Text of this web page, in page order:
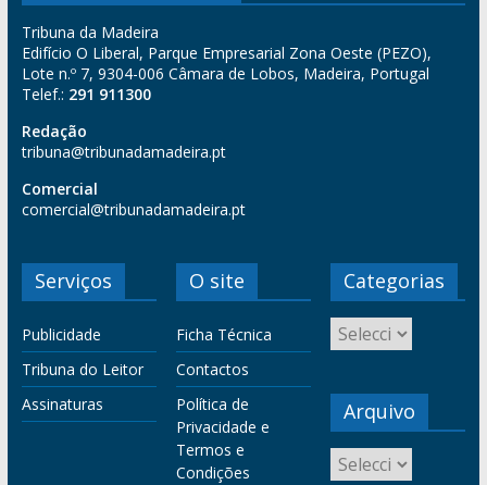
Tribuna da Madeira
Edifício O Liberal, Parque Empresarial Zona Oeste (PEZO),
Lote n.º 7, 9304-006 Câmara de Lobos, Madeira, Portugal
Telef.: 291 911300
Redação
tribuna@tribunadamadeira.pt
Comercial
comercial@tribunadamadeira.pt
Serviços
Publicidade
Tribuna do Leitor
Assinaturas
O site
Ficha Técnica
Contactos
Política de
Privacidade e
Termos e
Condições
Categorias
Arquivo